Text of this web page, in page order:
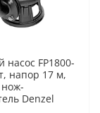
насос FP1800-
напор 17 м,
Denzel